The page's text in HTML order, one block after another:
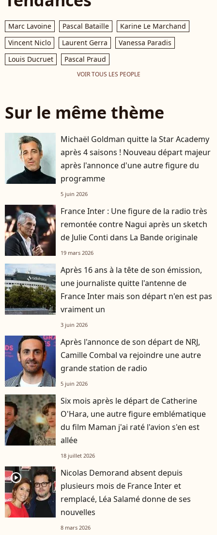
Marc Lavoine Pascal Bataille
Karine Le Marchand
Vincent Niclo
Laurent Gerra
Vanessa Paradis
Louis Ducruet
Pascal Praud
VOIR TOUS LES PEOPLE
Sur le même thème
Michaël Goldman quitte la Star Academy
après 4 saisons ! Nouveau départ majeur
après l'annonce d'une autre figure du
programme
5 juin 2026
France Inter : Une figure de la radio très
remontée contre Nagui après un sketch
de Julie Conti dans La Bande originale
19 mars 2026
Après 16 ans à la tête de son émission,
une journaliste quitte l'antenne de
France Inter mais son départ n'en est pas
vraiment un
3 juin 2026
Après l'annonce de son départ de NRJ,
Camille Combal va rejoindre une autre
grande station de radio
5 juin 2026
Six mois après le départ de Catherine
O'Hara, une autre figure emblématique
du film Maman j'ai raté l'avion s'en est
allée
18 juillet 2026
player2
Nicolas Demorand absent depuis
plusieurs mois de France Inter et
remplacé, Léa Salamé donne de ses
nouvelles
8 mars 2026